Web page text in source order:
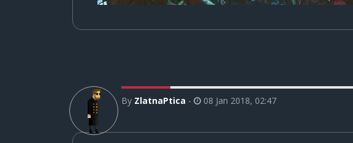
By ZlatnaPtica - 08 Jan 2018, 02:47